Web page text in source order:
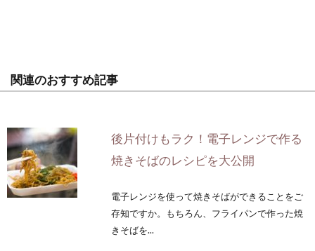
関連のおすすめ記事
後片付けもラク！電子レンジで作る
焼きそばのレシピを大公開
電子レンジを使って焼きそばができることをご
存知ですか。もちろん、フライパンで作った焼
きそばを...